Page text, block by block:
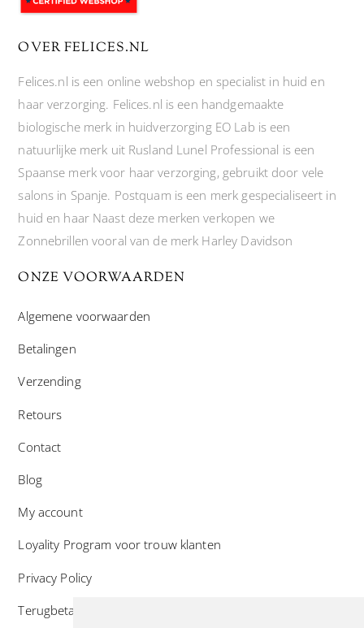
OVER FELICES.NL
Felices.nl is een online webshop en specialist in huid en
haar verzorging. Felices.nl is een handgemaakte
biologische merk in huidverzorging EO Lab is een
natuurlijke merk uit Rusland Lunel Professional is een
Spaanse merk voor haar verzorging, gebruikt door vele
salons in Spanje. Postquam is een merk gespecialiseert in
huid en haar Naast deze merken verkopen we
Zonnebrillen vooral van de merk Harley Davidson
ONZE VOORWAARDEN
Algemene voorwaarden
Betalingen
Verzending
Retours
Contact
Blog
My account
Loyality Program voor trouw klanten
Privacy Policy
Terugbetaal- en retourneringsbeleid